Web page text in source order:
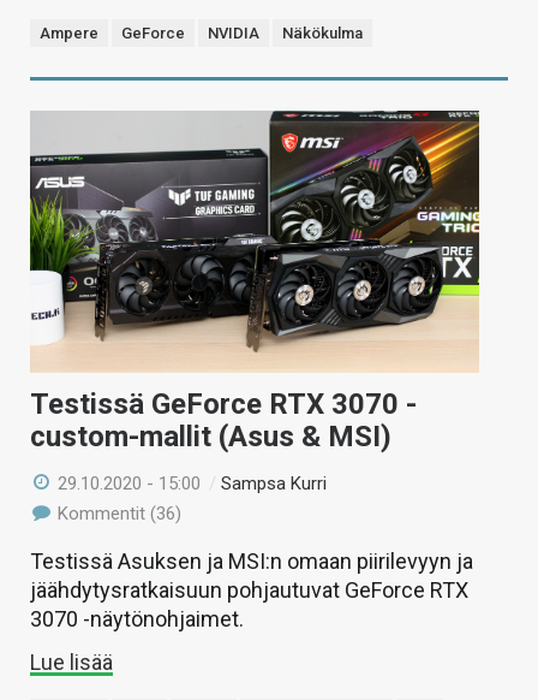
Ampere GeForce NVIDIA Näkökulma
Testissä GeForce RTX 3070 -
custom-mallit (Asus & MSI)
29.10.2020 - 15:00 /Sampsa Kurri
Kommentit (36)
Testissä Asuksen ja MSI:n omaan piirilevyyn ja
jäähdytysratkaisuun pohjautuvat GeForce RTX
3070 -näytönohjaimet.
Lue lisää